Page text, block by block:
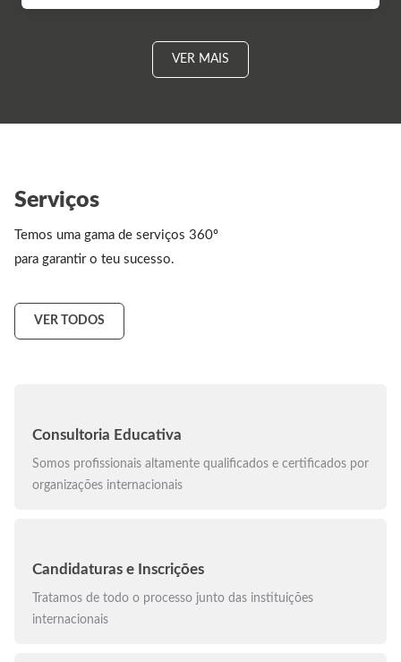
VER MAIS
Serviços
Temos uma gama de serviços 360º
para garantir o teu sucesso.
VER TODOS
Consultoria Educativa
Somos profissionais altamente qualificados e certificados por
organizações internacionais
Candidaturas e Inscrições
Tratamos de todo o processo junto das instituições
internacionais